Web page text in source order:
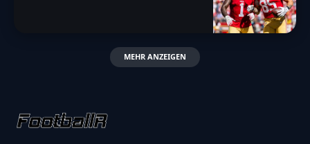
MEHR ANZEIGEN